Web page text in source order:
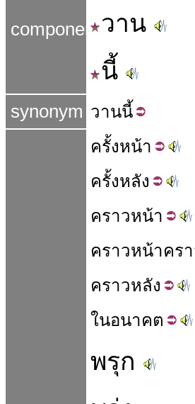
componentsวาน
นี้
synonym วานนี้
ครั้งหน้า
ครั้งหลัง
คราวหน้า
คราวหน้าคร
คราวหลัง
ในอนาคต
พรุก